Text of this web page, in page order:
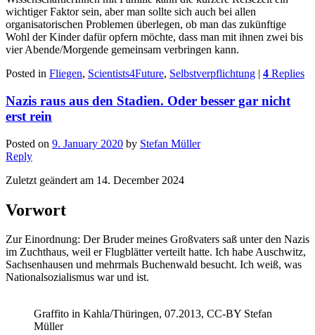
wichtiger Faktor sein, aber man sollte sich auch bei allen
organisatorischen Problemen überlegen, ob man das zukünftige
Wohl der Kinder dafür opfern möchte, dass man mit ihnen zwei bis
vier Abende/Morgende gemeinsam verbringen kann.
Posted in Fliegen, Scientists4Future, Selbstverpflichtung | 4 Replies
Nazis raus aus den Stadien. Oder besser gar nicht
erst rein
Posted on 9. January 2020 by Stefan Müller
Reply
Zuletzt geändert am 14. December 2024
Vorwort
Zur Einordnung: Der Bruder meines Großvaters saß unter den Nazis
im Zuchthaus, weil er Flugblätter verteilt hatte. Ich habe Auschwitz,
Sachsenhausen und mehrmals Buchenwald besucht. Ich weiß, was
Nationalsozialismus war und ist.
Graffito in Kahla/Thüringen, 07.2013, CC-BY Stefan
Müller